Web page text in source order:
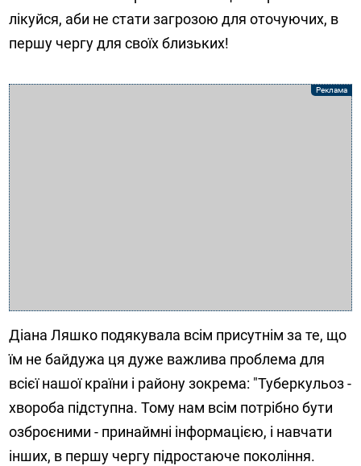
лікуйся, аби не стати загрозою для оточуючих, в
першу чергу для своїх близьких!
Діана Ляшко подякувала всім присутнім за те, що
їм не байдужа ця дуже важлива проблема для
всієї нашої країни і району зокрема: "Туберкульоз -
хвороба підступна. Тому нам всім потрібно бути
озброєними - принаймні інформацією, і навчати
інших, в першу чергу підростаюче покоління.